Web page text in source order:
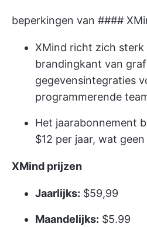
beperkingen van ####
XMind richt zich
brandingkant van
gegevensintegraties
programmerende
Het jaarabonnement
$12 per jaar, wat
XMind prijzen
Jaarlijks: $59,99
Maandelijks: $5.99